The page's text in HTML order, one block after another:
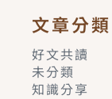
文章分類
好文共讀
未分類
知識分享